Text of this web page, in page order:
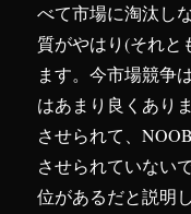
べて市場に淘汰し
質がやはり(それと
ます。今市場競争
はあまり良くあり
させられて、
させられていない
位があるだと説明